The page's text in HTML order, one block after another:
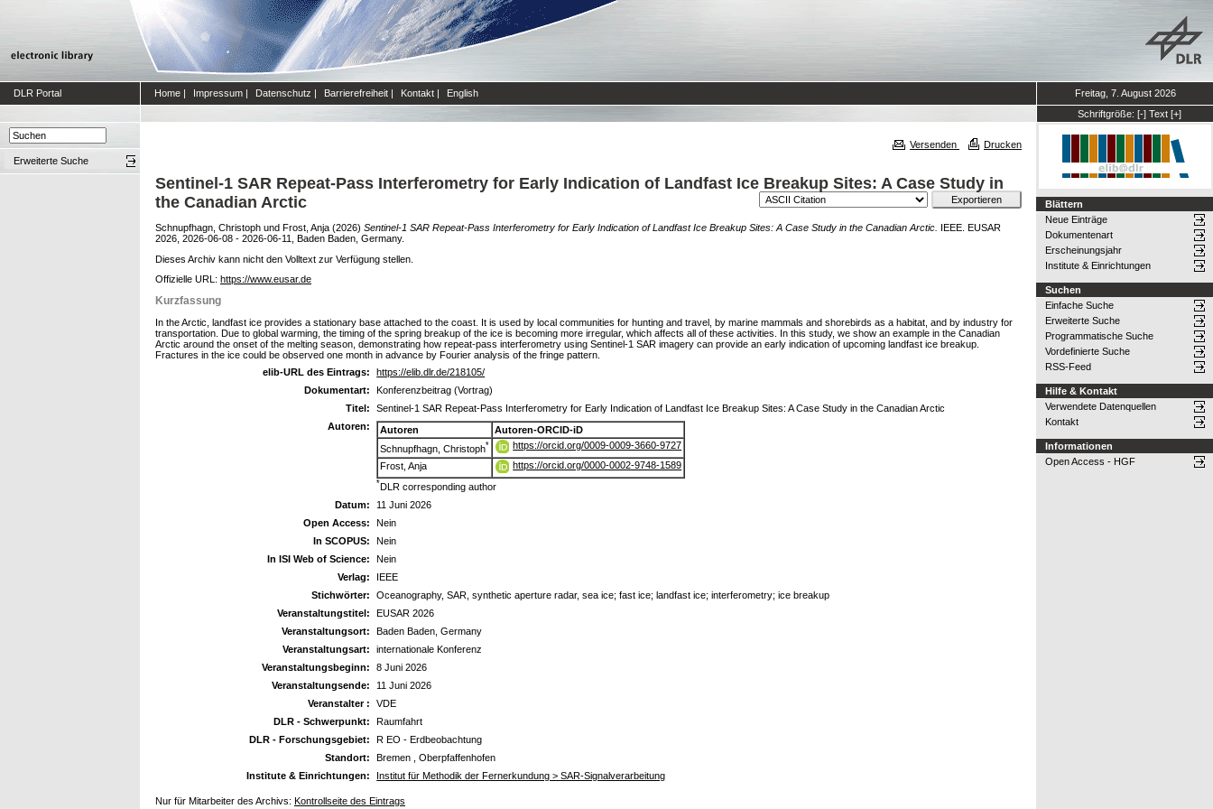
DLR Portal Home | Impressum | Datenschutz | Barrierefreiheit | Kontakt | English
Freitag, 7. August 2026
Schriftgröße: [-] Text [+]
Erweiterte Suche
Versenden Drucken
Sentinel-1 SAR Repeat-Pass Interferometry for Early Indication of Landfast Ice Breakup Sites: A Case Study in
the Canadian Arctic
Schnupfhagn, Christoph und Frost, Anja (2026) Sentinel-1 SAR Repeat-Pass Interferometry for Early Indication of Landfast Ice Breakup Sites: A Case Study in the Canadian Arctic. IEEE. EUSAR
2026, 2026-06-08 - 2026-06-11, Baden Baden, Germany.
Dieses Archiv kann nicht den Volltext zur Verfügung stellen.
Offizielle URL: https://www.eusar.de
Kurzfassung
In the Arctic, landfast ice provides a stationary base attached to the coast. It is used by local communities for hunting and travel, by marine mammals and shorebirds as a habitat, and by industry for
transportation. Due to global warming, the timing of the spring breakup of the ice is becoming more irregular, which affects all of these activities. In this study, we show an example in the Canadian
Arctic around the onset of the melting season, demonstrating how repeat-pass interferometry using Sentinel-1 SAR imagery can provide an early indication of upcoming landfast ice breakup.
Fractures in the ice could be observed one month in advance by Fourier analysis of the fringe pattern.
elib-URL des Eintrags:
https://elib.dlr.de/218105/
Dokumentart:
Konferenzbeitrag (Vortrag)
Titel:
Sentinel-1 SAR Repeat-Pass Interferometry for Early Indication of Landfast Ice Breakup Sites: A Case Study in the Canadian Arctic
Autoren:
Autoren
Autoren-ORCID-iD
Schnupfhagn, Christoph*
https://orcid.org/0009-0009-3660-9727
Frost, Anja
https://orcid.org/0000-0002-9748-1589
*DLR corresponding author
Datum:
11 Juni 2026
Open Access:
Nein
In SCOPUS:
Nein
In ISI Web of Science:
Nein
Verlag:
IEEE
Stichwörter:
Oceanography, SAR, synthetic aperture radar, sea ice; fast ice; landfast ice; interferometry; ice breakup
Veranstaltungstitel:
EUSAR 2026
Veranstaltungsort:
Baden Baden, Germany
Veranstaltungsart:
internationale Konferenz
Veranstaltungsbeginn:
8 Juni 2026
Veranstaltungsende:
11 Juni 2026
Veranstalter :
VDE
DLR - Schwerpunkt:
Raumfahrt
DLR - Forschungsgebiet:
R EO - Erdbeobachtung
Standort:
Bremen , Oberpfaffenhofen
Institute & Einrichtungen:
Institut für Methodik der Fernerkundung > SAR-Signalverarbeitung
Nur für Mitarbeiter des Archivs: Kontrollseite des Eintrags
Blättern
Neue Einträge
Dokumentenart
Erscheinungsjahr
Institute & Einrichtungen
Suchen
Einfache Suche
Erweiterte Suche
Programmatische Suche
Vordefinierte Suche
RSS-Feed
Hilfe & Kontakt
Verwendete Datenquellen
Kontakt
Informationen
Open Access - HGF